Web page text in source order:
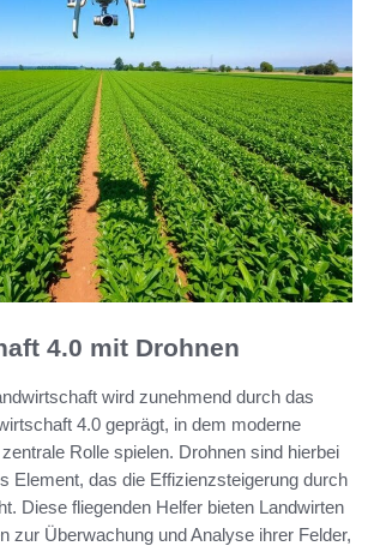
4.0 mit Drohnen
wird zunehmend durch das
4.0 geprägt, in dem moderne
Rolle spielen. Drohnen sind hierbei
Element, das die Effizienzsteigerung durch
Diese fliegenden Helfer bieten Landwirten
zur Überwachung und Analyse ihrer Felder,